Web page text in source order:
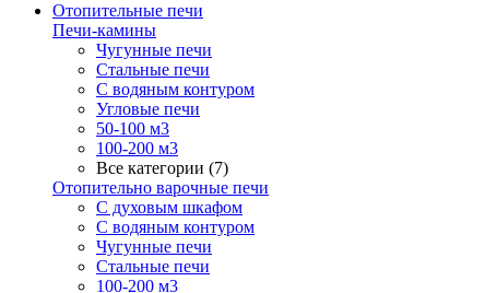
Отопительные печи
Печи-камины
Чугунные печи
Стальные печи
С водяным контуром
Угловые печи
50-100 м3
100-200 м3
Все категории (7)
Отопительно варочные печи
С духовым шкафом
С водяным контуром
Чугунные печи
Стальные печи
100-200 м3